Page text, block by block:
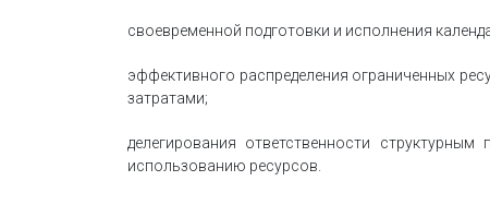
своевременной подготовки и исполнения
эффективного распределения ограниченных
затратами;
делегирования ответственности
использованию ресурсов.